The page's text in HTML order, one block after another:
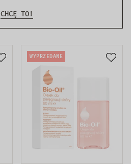
CHCĘ TO!
WYPRZEDANE